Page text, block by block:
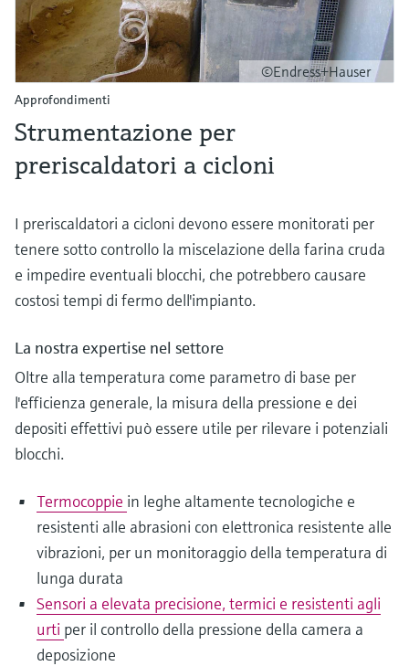
©Endress+Hauser
Approfondimenti
Strumentazione per
preriscaldatori a cicloni
I preriscaldatori a cicloni devono essere monitorati per
tenere sotto controllo la miscelazione della farina cruda
e impedire eventuali blocchi, che potrebbero causare
costosi tempi di fermo dell'impianto.
La nostra expertise nel settore
Oltre alla temperatura come parametro di base per
l'efficienza generale, la misura della pressione e dei
depositi effettivi può essere utile per rilevare i potenziali
blocchi.
Termocoppie in leghe altamente tecnologiche e
resistenti alle abrasioni con elettronica resistente alle
vibrazioni, per un monitoraggio della temperatura di
lunga durata
Sensori a elevata precisione, termici e resistenti agli
urti per il controllo della pressione della camera a
deposizione